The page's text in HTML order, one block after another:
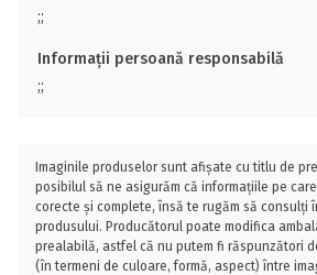
;;
Informații persoană responsabilă
;;
Imaginile produselor sunt afișate cu titlu de
posibilul să ne asigurăm că informațiile pe
corecte și complete, însă te rugăm să consulți
produsului. Producătorul poate modifica
prealabilă, astfel că nu putem fi răspunzători
(în termeni de culoare, formă, aspect) între